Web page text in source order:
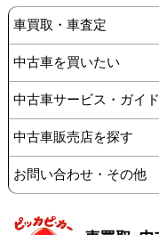
車買取・車査定
中古車を買いたい
中古車サービス・ガイド
中古車販売店を探す
お問い合わせ・その他